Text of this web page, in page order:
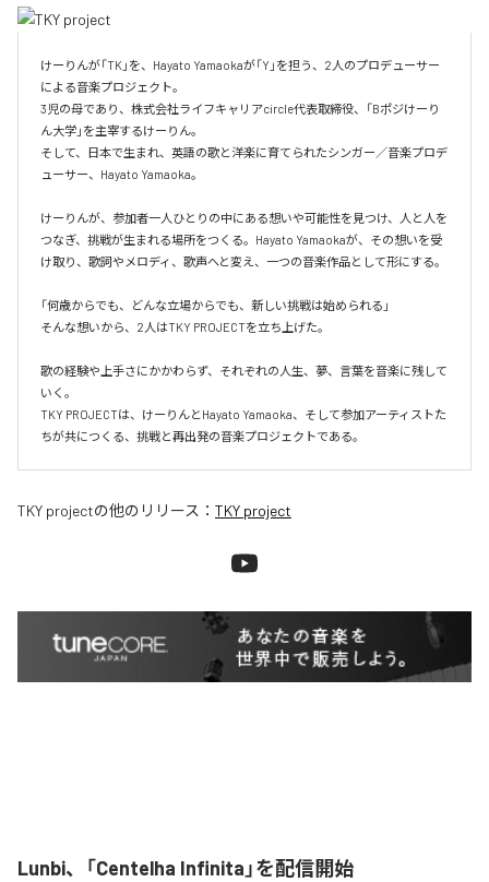
けーりんが「TK」を、Hayato Yamaokaが「Y」を担う、2人のプロデューサー
による音楽プロジェクト。
3児の母であり、株式会社ライフキャリアcircle代表取締役、「Bポジけーり
ん大学」を主宰するけーりん。
そして、日本で生まれ、英語の歌と洋楽に育てられたシンガー／音楽プロデ
ューサー、Hayato Yamaoka。
けーりんが、参加者一人ひとりの中にある想いや可能性を見つけ、人と人を
つなぎ、挑戦が生まれる場所をつくる。Hayato Yamaokaが、その想いを受
け取り、歌詞やメロディ、歌声へと変え、一つの音楽作品として形にする。
「何歳からでも、どんな立場からでも、新しい挑戦は始められる」
そんな想いから、2人はTKY PROJECTを立ち上げた。
歌の経験や上手さにかかわらず、それぞれの人生、夢、言葉を音楽に残して
いく。
TKY PROJECTは、けーりんとHayato Yamaoka、そして参加アーティストた
ちが共につくる、挑戦と再出発の音楽プロジェクトである。
TKY projectの他のリリース： TKY project
Lunbi、「Centelha Infinita」を配信開始